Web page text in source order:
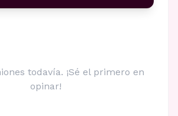
todavía. ¡Sé el primero en
opinar!